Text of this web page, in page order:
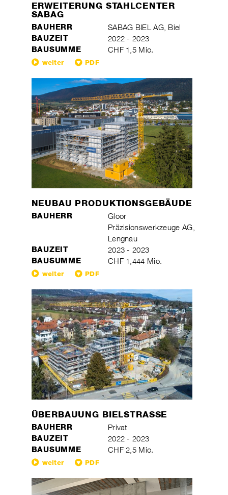
ERWEITERUNG STAHLCENTER
SABAG
BAUHERR SABAG BIEL AG, Biel
BAUZEIT 2022 - 2023
BAUSUMME CHF 1,5 Mio.
weiter PDF
NEUBAU PRODUKTIONSGEBÄUDE
BAUHERR
Gloor
Präzisionswerkzeuge AG,
Lengnau
BAUZEIT 2023 - 2023
BAUSUMME CHF 1,444 Mio.
weiter PDF
ÜBERBAUUNG BIELSTRASSE
BAUHERR Privat
BAUZEIT 2022 - 2023
BAUSUMME CHF 2,5 Mio.
weiter PDF